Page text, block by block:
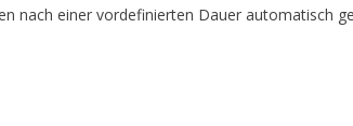
nach einer vordefinierten Dauer automatisch